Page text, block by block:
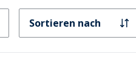
Sortieren nach